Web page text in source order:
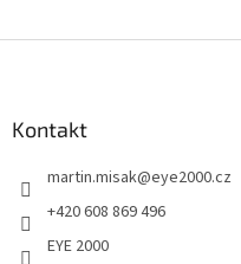
Kontakt
martin.misak@eye2000.cz
+420 608 869 496
EYE 2000